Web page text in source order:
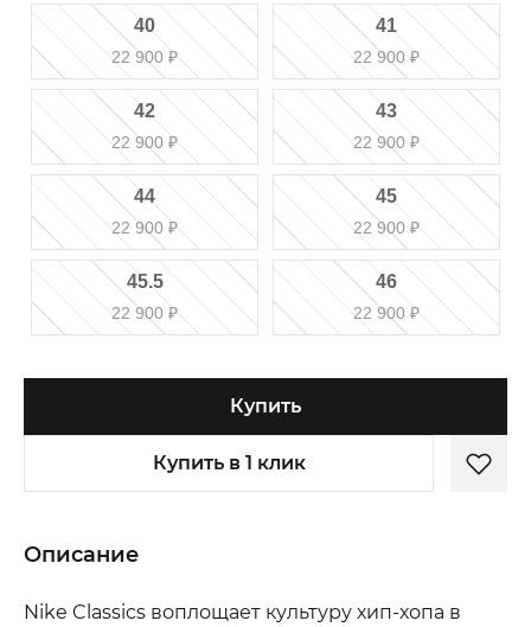
40
22 900 ₽
41
22 900 ₽
42
22 900 ₽
43
22 900 ₽
44
22 900 ₽
45
22 900 ₽
45.5
22 900 ₽
46
22 900 ₽
Купить
Купить в 1 клик
Описание
Nike Classics воплощает культуру хип-хопа в